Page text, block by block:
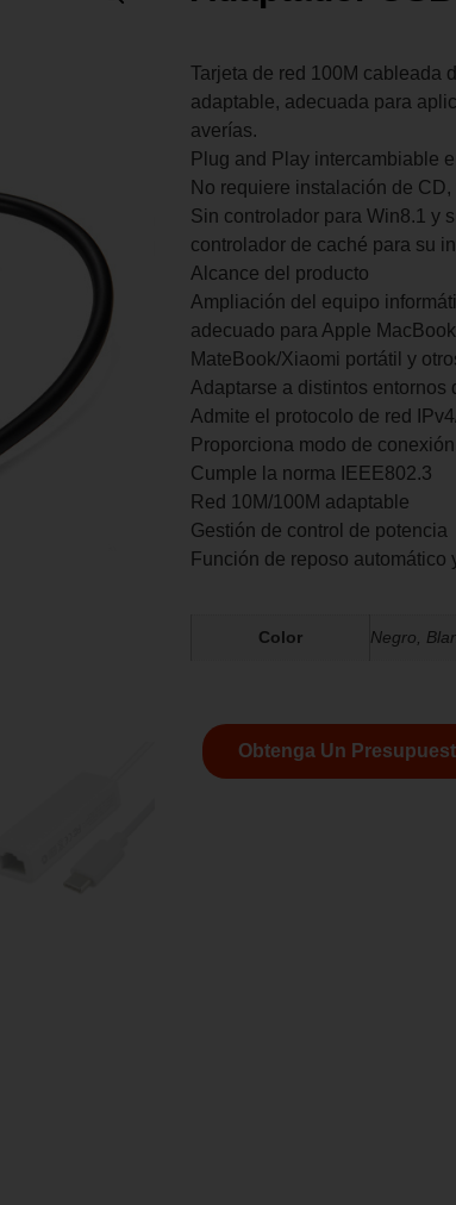
Tarjeta de red 100M cableada
adaptable, adecuada para
averías.
Plug and Play intercambiable
No requiere instalación de
Sin controlador para Win8.1 y
controlador de caché para su
Alcance del producto
Ampliación del equipo
adecuado para Apple
MateBook/Xiaomi portátil y
Adaptarse a distintos entornos
Admite el protocolo de red
Proporciona modo de
Cumple la norma IEEE802.3
Red 10M/100M adaptable
Gestión de control de potencia
Función de reposo automático
Color Negro,
Obtenga Un